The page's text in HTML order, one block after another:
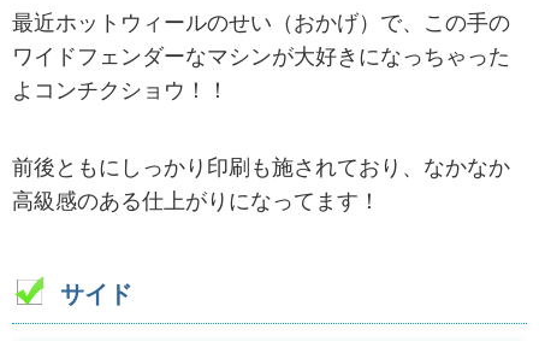
最近ホットウィールのせい（おかげ）で、この手の
ワイドフェンダーなマシンが大好きになっちゃった
よコンチクショウ！！
前後ともにしっかり印刷も施されており、なかなか
高級感のある仕上がりになってます！
サイド